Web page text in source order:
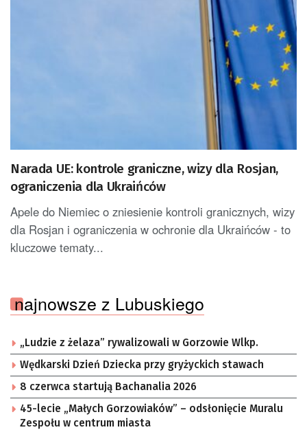
Narada UE: kontrole graniczne, wizy dla Rosjan,
ograniczenia dla Ukraińców
Apele do Niemiec o zniesienie kontroli granicznych, wizy
dla Rosjan i ograniczenia w ochronie dla Ukraińców - to
kluczowe tematy...
najnowsze z Lubuskiego
„Ludzie z żelaza” rywalizowali w Gorzowie Wlkp.
Wędkarski Dzień Dziecka przy gryżyckich stawach
8 czerwca startują Bachanalia 2026
45-lecie „Małych Gorzowiaków” – odsłonięcie Muralu
Zespołu w centrum miasta